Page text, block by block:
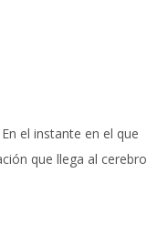
el instante en el que
que llega al cerebro